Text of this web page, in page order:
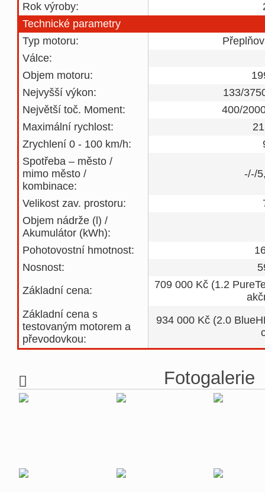
Rok výroby:
Technické parametry
Typ motoru:
Válce:
Objem motoru:
Nejvyšší výkon:
133/
Největší toč. Moment:
400/
Maximální rychlost:
Zrychlení 0 - 100 km/h:
Spotřeba – město /
mimo město /
kombinace:
-/-/
Velikost zav. prostoru:
Objem nádrže (l) /
Akumulátor (kWh):
Pohotovostní hmotnost:
Nosnost:
Základní cena:
709 000 Kč (1.2
Základní cena s
testovaným motorem a
převodovkou:
934 000 Kč (2.0
Fotogalerie